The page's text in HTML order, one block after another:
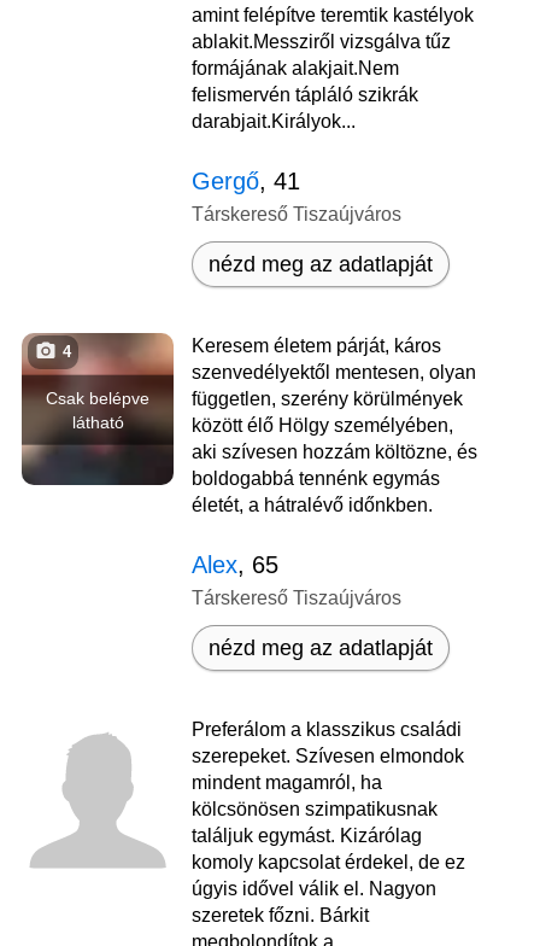
amint felépítve teremtik kastélyok
ablakit.Messziről vizsgálva tűz
formájának alakjait.Nem
felismervén tápláló szikrák
darabjait.Királyok...
Gergő, 41
Társkereső Tiszaújváros
nézd meg az adatlapját
Csak belépve
látható
4
Keresem életem párját, káros
szenvedélyektől mentesen, olyan
független, szerény körülmények
között élő Hölgy személyében,
aki szívesen hozzám költözne, és
boldogabbá tennénk egymás
életét, a hátralévő időnkben.
Alex, 65
Társkereső Tiszaújváros
nézd meg az adatlapját
Preferálom a klasszikus családi
szerepeket. Szívesen elmondok
mindent magamról, ha
kölcsönösen szimpatikusnak
találjuk egymást. Kizárólag
komoly kapcsolat érdekel, de ez
úgyis idővel válik el. Nagyon
szeretek főzni. Bárkit
megbolondítok a